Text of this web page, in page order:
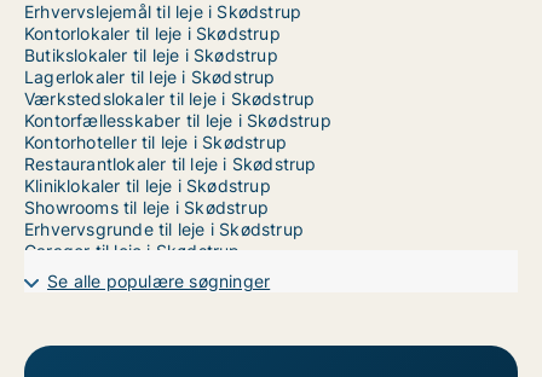
Erhvervslejemål til leje i Skødstrup
Kontorlokaler til leje i Skødstrup
Butikslokaler til leje i Skødstrup
Lagerlokaler til leje i Skødstrup
Værkstedslokaler til leje i Skødstrup
Kontorfællesskaber til leje i Skødstrup
Kontorhoteller til leje i Skødstrup
Restaurantlokaler til leje i Skødstrup
Kliniklokaler til leje i Skødstrup
Showrooms til leje i Skødstrup
Erhvervsgrunde til leje i Skødstrup
Garager til leje i Skødstrup
Erhvervslokaler til leje i Randers
Erhvervslokaler til leje i Vejle
Se alle populære søgninger